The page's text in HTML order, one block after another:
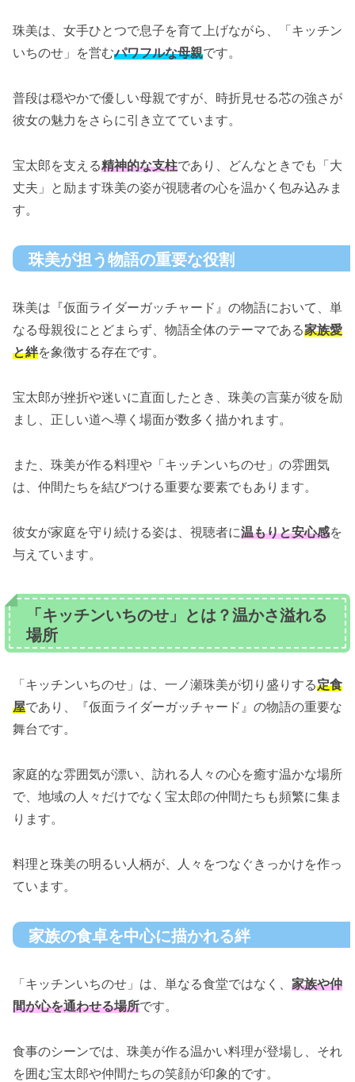
珠美は、女手ひとつで息子を育て上げながら、「キッチン
いちのせ」を営むパワフルな母親です。
普段は穏やかで優しい母親ですが、時折見せる芯の強さが
彼女の魅力をさらに引き立てています。
宝太郎を支える精神的な支柱であり、どんなときでも「大
丈夫」と励ます珠美の姿が視聴者の心を温かく包み込みま
す。
珠美が担う物語の重要な役割
珠美は『仮面ライダーガッチャード』の物語において、単
なる母親役にとどまらず、物語全体のテーマである家族愛
と絆を象徴する存在です。
宝太郎が挫折や迷いに直面したとき、珠美の言葉が彼を励
まし、正しい道へ導く場面が数多く描かれます。
また、珠美が作る料理や「キッチンいちのせ」の雰囲気
は、仲間たちを結びつける重要な要素でもあります。
彼女が家庭を守り続ける姿は、視聴者に温もりと安心感を
与えています。
「キッチンいちのせ」とは？温かさ溢れる
場所
「キッチンいちのせ」は、一ノ瀬珠美が切り盛りする定食
屋であり、『仮面ライダーガッチャード』の物語の重要な
舞台です。
家庭的な雰囲気が漂い、訪れる人々の心を癒す温かな場所
で、地域の人々だけでなく宝太郎の仲間たちも頻繁に集ま
ります。
料理と珠美の明るい人柄が、人々をつなぐきっかけを作っ
ています。
家族の食卓を中心に描かれる絆
「キッチンいちのせ」は、単なる食堂ではなく、 家族や仲
間が心を通わせる場所です。
食事のシーンでは、珠美が作る温かい料理が登場し、それ
を囲む宝太郎や仲間たちの笑顔が印象的です。